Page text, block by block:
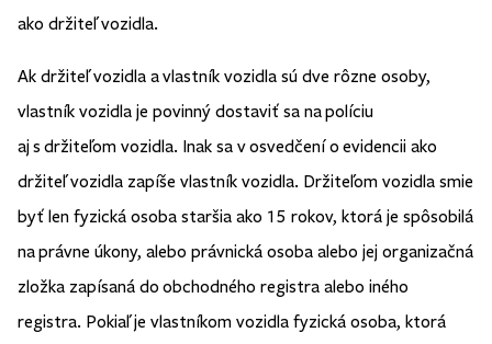
ako držiteľ vozidla.
Ak držiteľ vozidla a vlastník vozidla sú dve rôzne osoby,
vlastník vozidla je povinný dostaviť sa na políciu
aj s držiteľom vozidla. Inak sa v osvedčení o evidencii ako
držiteľ vozidla zapíše vlastník vozidla. Držiteľom vozidla smie
byť len fyzická osoba staršia ako 15 rokov, ktorá je spôsobilá
na právne úkony, alebo právnická osoba alebo jej organizačná
zložka zapísaná do obchodného registra alebo iného
registra. Pokiaľ je vlastníkom vozidla fyzická osoba, ktorá